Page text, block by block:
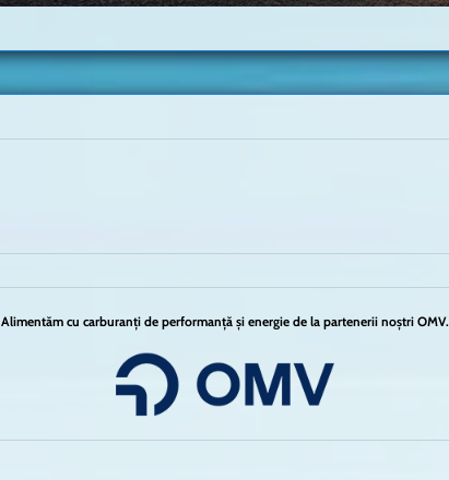
Alimentăm cu carburanți de performanță și energie de la partenerii noștri OMV.